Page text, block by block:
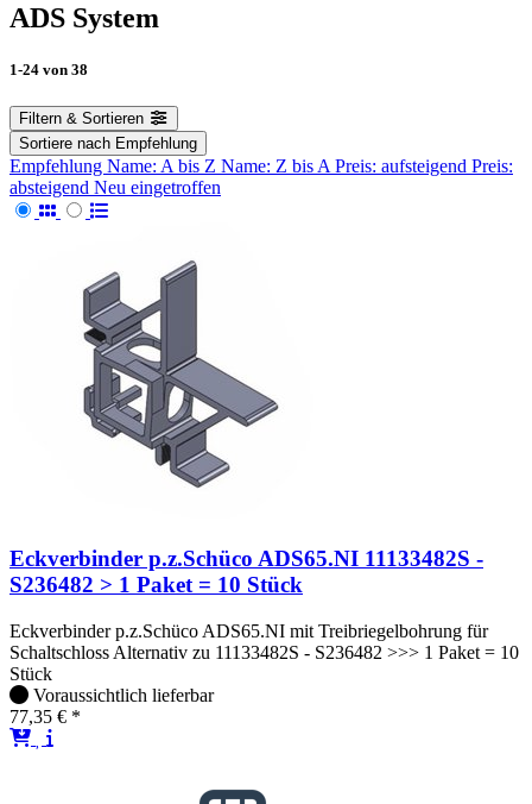
ADS System
1-24 von 38
Filtern & Sortieren
Sortiere nach Empfehlung
Empfehlung Name: A bis Z Name: Z bis A Preis: aufsteigend Preis:
absteigend Neu eingetroffen
Eckverbinder p.z.Schüco ADS65.NI 11133482S -
S236482 > 1 Paket = 10 Stück
Eckverbinder p.z.Schüco ADS65.NI mit Treibriegelbohrung für
Schaltschloss Alternativ zu 11133482S - S236482 >>> 1 Paket = 10
Stück
Voraussichtlich lieferbar
77,35 € *